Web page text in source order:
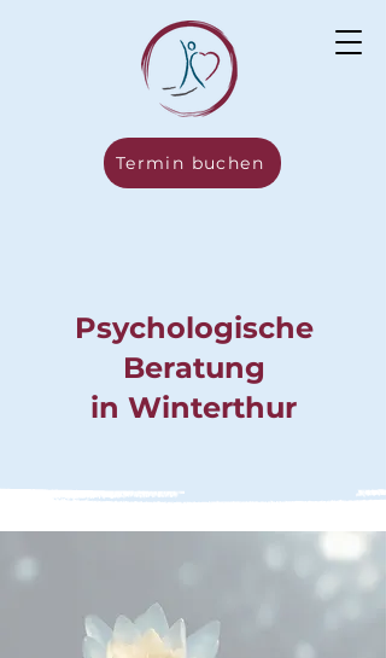
Termin buchen
Psychologische
Beratung
in Winterthur